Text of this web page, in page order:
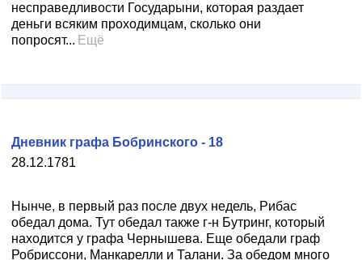
несправедливости Государыни, которая раздает
деньги всяким проходимцам, сколько они
попросят... Ещё
28.12.1781
Дневник графа Бобринского - 18
Нынче, в первый раз после двух недель, Рибас
обедал дома. Тут обедал также г-н Бутринг, который
находится у графа Чернышева. Еще обедали граф
Робриссони, Манкарелли и Талани. За обедом много